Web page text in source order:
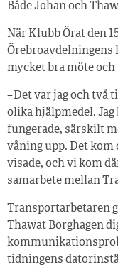
Både Johan och
När Klubb Örat den
Örebroavdelningens
mycket bra möte
– Det var jag och två
olika hjälpmedel.
fungerade, särskilt
våning upp. Det kom
visade, och vi kom
samarbete mellan
Transportarbetaren
Thawat Borghagen
tidningens